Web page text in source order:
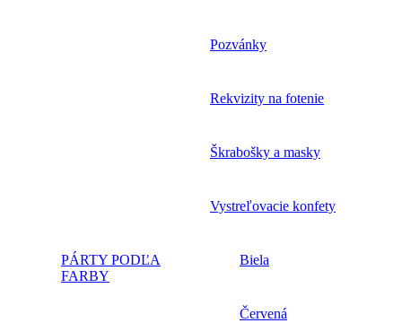
Pozvánky
Rekvizity na fotenie
Škrabošky a masky
Vystreľovacie konfety
PÁRTY PODĽA
FARBY
Biela
Červená